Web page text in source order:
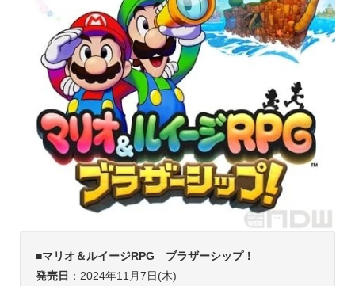
■マリオ＆ルイージRPG ブラザーシップ！
発売日 ：2024年11月7日(木)